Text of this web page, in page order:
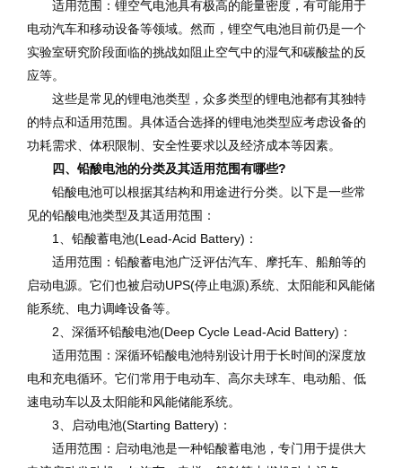
适用范围：锂空气电池具有极高的能量密度，有可能用于
电动汽车和移动设备等领域。然而，锂空气电池目前仍是一个
实验室研究阶段面临的挑战如阻止空气中的湿气和碳酸盐的反
应等。
这些是常见的锂电池类型，众多类型的锂电池都有其独特
的特点和适用范围。具体适合选择的锂电池类型应考虑设备的
功耗需求、体积限制、安全性要求以及经济成本等因素。
四、铅酸电池的分类及其适用范围有哪些?
铅酸电池可以根据其结构和用途进行分类。以下是一些常
见的铅酸电池类型及其适用范围：
1、铅酸蓄电池(Lead-Acid Battery)：
适用范围：铅酸蓄电池广泛评估汽车、摩托车、船舶等的
启动电源。它们也被启动UPS(停止电源)系统、太阳能和风能储
能系统、电力调峰设备等。
2、深循环铅酸电池(Deep Cycle Lead-Acid Battery)：
适用范围：深循环铅酸电池特别设计用于长时间的深度放
电和充电循环。它们常用于电动车、高尔夫球车、电动船、低
速电动车以及太阳能和风能储能系统。
3、启动电池(Starting Battery)：
适用范围：启动电池是一种铅酸蓄电池，专门用于提供大